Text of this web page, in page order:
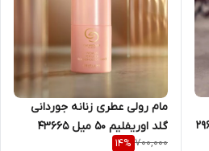
مام رولی عطری زنانه جوردانی
گلد اوریفلیم 50 میل 43665
700,000
14%